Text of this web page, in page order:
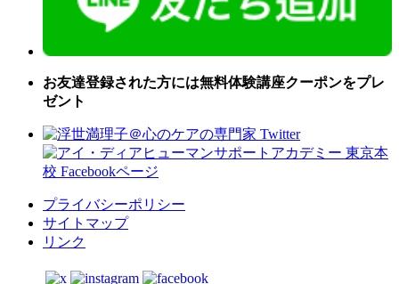
お友達登録された方には無料体験講座クーポンをプレ
ゼント
プライバシーポリシー
サイトマップ
リンク